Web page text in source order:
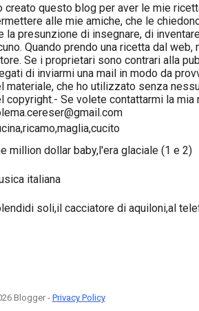
creato questo blog per aver le mie
alle mie amiche, che le
la presunzione di insegnare, di
Quando prendo una ricetta dal
Se i proprietari sono contrari alla
di inviarmi una mail in modo da
materiale, che ho utilizzato senza
copyright.- Se volete contattarmi la mia
million dollar baby,l'era glaciale (1 e 2)
italiana
soli,il cacciatore di aquiloni,al
Blogger - Privacy Policy